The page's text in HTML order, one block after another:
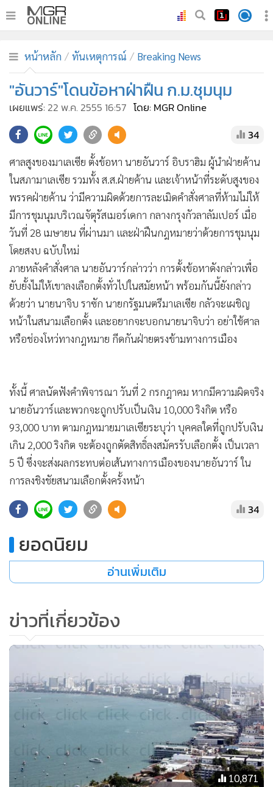
ทันเหตุการณ์
• ภาคใต้
• ภูมิภาค
• บันเทิง
• ผู้จัดการรายวัน
• คอลัมนิสต์
• ละคร
• CbizReview
• Cyber BIZ
• ผู้จัดกวน
• Good health & Well-being
• Green Innovation & SD
• Management & HR
MGR Live
• ท่องเที่ยว
• กีฬา
• ต่างประเทศ
• Special Scoop
• เศรษฐกิจ-ธุรกิจ
• จีน
• ชุมชน-คุณภาพชีวิต
• อาชญากรรม
• Motoring
•
•
• หุ้น
• อินโดจีน
•
Celeb Online
• Factcheck
ญี่ปุ่น
News1
Gotomanager
หน้าหลัก ทันเหตุการณ์ Breaking News
"อันวาร์"โดนข้อหาฝ่าฝืน ก.ม.ชุมนุม
เผยแพร่: 22 พ.ค. 2555 16:57 โดย: MGR Online
34
ศาลสูงของมาเลเซีย ตั้งข้อหา นายอันวาร์ อิบราฮิม ผู้นำฝ่ายค้าน
ในสภามาเลเซีย รวมทั้ง ส.ส.ฝ่ายค้าน และเจ้าหน้าที่ระดับสูงของ
พรรคฝ่ายค้าน ว่ามีความผิดด้วยการละเมิดคำสั่งศาลที่ห้ามไม่ให้
มีการชุมนุมบริเวณจัตุรัสเมอร์เดกา กลางกรุงกัวลาลัมเปอร์ เมื่อ
วันที่ 28 เมษายน ที่ผ่านมา และฝ่าฝืนกฎหมายว่าด้วยการชุมนุม
โดยสงบ ฉบับใหม่
ภายหลังคำสั่งศาล นายอันวาร์กล่าวว่า การตั้งข้อหาดังกล่าวเพื่อ
ยับยั้งไม่ให้เขาลงเลือกตั้งทั่วไปในสมัยหน้า พร้อมกันนี้ยังกล่าว
ด้วยว่า นายนาจิบ ราซัก นายกรัฐมนตรีมาเลเซีย กลัวจะเผชิญ
หน้าในสนามเลือกตั้ง และอยากจะบอกนายนาจิบว่า อย่าใช้ศาล
หรือช่องโหว่ทางกฎหมาย กีดกันฝ่ายตรงข้ามทางการเมือง
ทั้งนี้ ศาลนัดฟังคำพิจารณา วันที่ 2 กรกฎาคม หากมีความผิดจริง
นายอันวาร์และพวกจะถูกปรับเป็นเงิน 10,000 ริงกิต หรือ
93,000 บาท ตามกฎหมายมาเลเซียระบุว่า บุคคลใดที่ถูกปรับเงิน
เกิน 2,000 ริงกิต จะต้องถูกตัดสิทธิ์ลงสมัครรับเลือกตั้ง เป็นเวลา
5 ปี ซึ่งจะส่งผลกระทบต่อเส้นทางการเมืองของนายอันวาร์ ใน
การลงชิงชัยสนามเลือกตั้งครั้งหน้า
34
ยอดนิยม
อ่านเพิ่มเติม
ข่าวที่เกี่ยวข้อง
10,871